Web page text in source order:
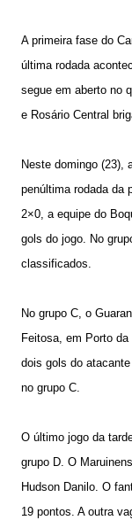
A primeira fase do
última rodada
segue em aberto no
e Rosário Central
Neste domingo (23),
penúltima rodada da
2×0, a equipe do
gols do jogo. No
classificados.
No grupo C, o
Feitosa, em Porto
dois gols do
no grupo C.
O último jogo da
grupo D. O
Hudson Danilo. O
19 pontos. A outra